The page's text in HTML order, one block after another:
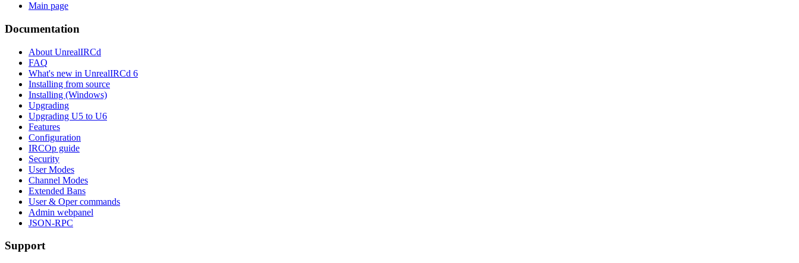
Main page
Documentation
About UnrealIRCd
FAQ
What's new in UnrealIRCd 6
Installing from source
Installing (Windows)
Upgrading
Upgrading U5 to U6
Features
Configuration
IRCOp guide
Security
User Modes
Channel Modes
Extended Bans
User & Oper commands
Admin webpanel
JSON-RPC
Support